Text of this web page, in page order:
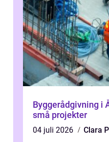
Byggerådgivning i
små projekter
04 juli 2026
Clara